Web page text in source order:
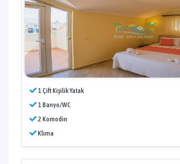
1 Çift Kişilik Yatak
1 Banyo/WC
2 Komodin
Klima